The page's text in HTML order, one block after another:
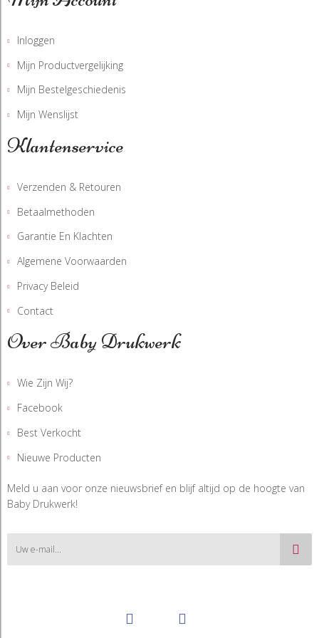
Inloggen
Mijn Productvergelijking
Mijn Bestelgeschiedenis
Mijn Wenslijst
Klantenservice
Verzenden & Retouren
Betaalmethoden
Garantie En Klachten
Algemene Voorwaarden
Privacy Beleid
Contact
Over Baby Drukwerk
Wie Zijn Wij?
Facebook
Best Verkocht
Nieuwe Producten
Meld u aan voor onze nieuwsbrief en blijf altijd op de hoogte van
Baby Drukwerk!